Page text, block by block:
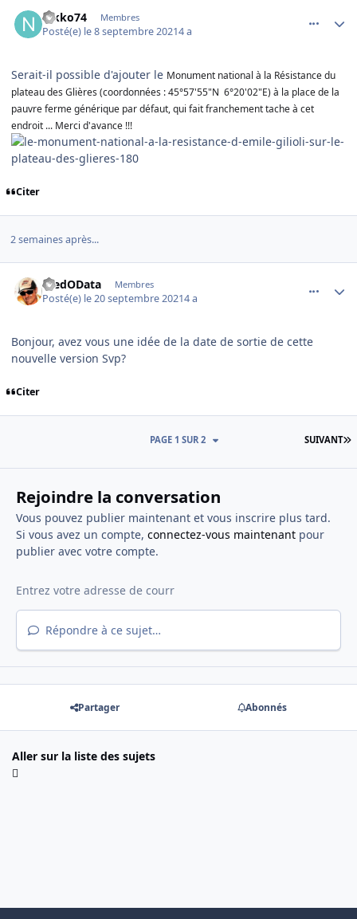
nikko74 Membres
Posté(e) le 8 septembre 20214 a
Serait-il possible d'ajouter le Monument national à la Résistance du
plateau des Glières (coordonnées : 45°57'55"N 6°20'02"E) à la place de la
pauvre ferme générique par défaut, qui fait franchement tache à cet
endroit ... Merci d'avance !!!
Citer
2 semaines après...
FredOData Membres
Posté(e) le 20 septembre 20214 a
Bonjour, avez vous une idée de la date de sortie de cette
nouvelle version Svp?
Citer
SUIVANT
PAGE 1 SUR 2
Rejoindre la conversation
Vous pouvez publier maintenant et vous inscrire plus tard.
Si vous avez un compte, connectez-vous maintenantpour
publier avec votre compte.
Répondre à ce sujet…
Partager Abonnés
Aller sur la liste des sujets